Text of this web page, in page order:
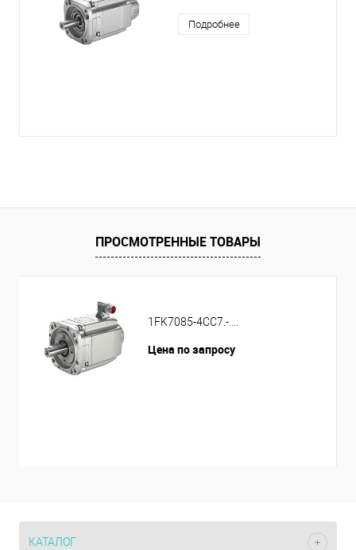
Подробнее
ПРОСМОТРЕННЫЕ ТОВАРЫ
1FK7085-4CC7.-....
Цена по запросу
КАТАЛОГ